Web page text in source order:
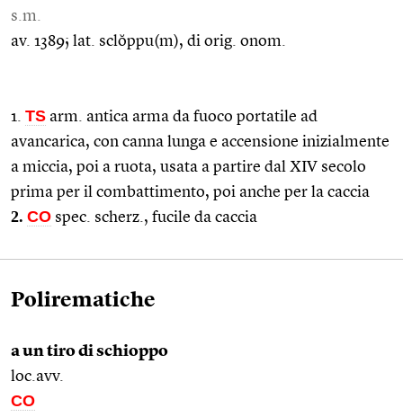
s.m.
av. 1389; lat. sclŏppu(m), di orig. onom.
1. TS arm. antica arma da fuoco portatile ad
avancarica, con canna lunga e accensione inizialmente
a miccia, poi a ruota, usata a partire dal XIV secolo
prima per il combattimento, poi anche per la caccia
2. CO spec. scherz., fucile da caccia
Polirematiche
a un tiro di schioppo
loc.avv.
CO